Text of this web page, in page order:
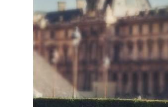
Эстония
Другие